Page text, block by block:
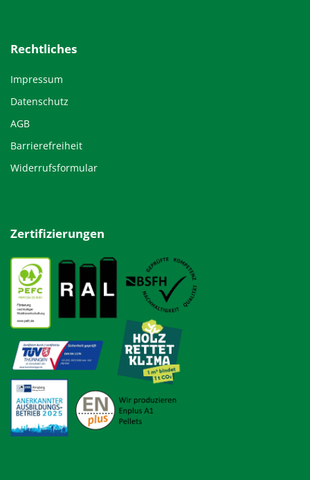
Rechtliches
Impressum
Datenschutz
AGB
Barrierefreiheit
Widerrufsformular
Zertifizierungen